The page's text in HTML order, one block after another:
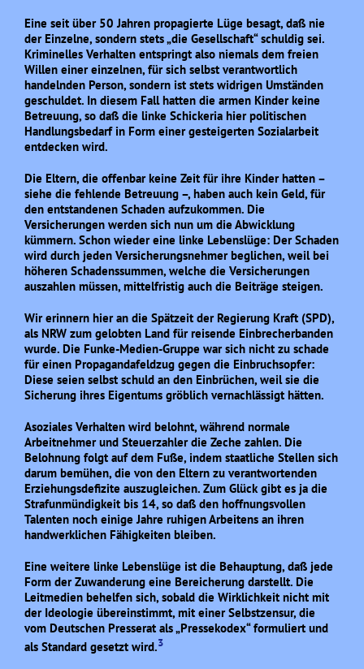
Eine seit über 50 Jahren propagierte Lüge besagt, daß nie
der Einzelne, sondern stets „die Gesellschaft“ schuldig sei.
Kriminelles Verhalten entspringt also niemals dem freien
Willen einer einzelnen, für sich selbst verantwortlich
handelnden Person, sondern ist stets widrigen Umständen
geschuldet. In diesem Fall hatten die armen Kinder keine
Betreuung, so daß die linke Schickeria hier politischen
Handlungsbedarf in Form einer gesteigerten Sozialarbeit
entdecken wird.
Die Eltern, die offenbar keine Zeit für ihre Kinder hatten –
siehe die fehlende Betreuung –, haben auch kein Geld, für
den entstandenen Schaden aufzukommen. Die
Versicherungen werden sich nun um die Abwicklung
kümmern. Schon wieder eine linke Lebenslüge: Der Schaden
wird durch jeden Versicherungsnehmer beglichen, weil bei
höheren Schadenssummen, welche die Versicherungen
auszahlen müssen, mittelfristig auch die Beiträge steigen.
Wir erinnern hier an die Spätzeit der Regierung Kraft (SPD),
als NRW zum gelobten Land für reisende Einbrecherbanden
wurde. Die Funke-Medien-Gruppe war sich nicht zu schade
für einen Propagandafeldzug gegen die Einbruchsopfer:
Diese seien selbst schuld an den Einbrüchen, weil sie die
Sicherung ihres Eigentums gröblich vernachlässigt hätten.
Asoziales Verhalten wird belohnt, während normale
Arbeitnehmer und Steuerzahler die Zeche zahlen. Die
Belohnung folgt auf dem Fuße, indem staatliche Stellen sich
darum bemühen, die von den Eltern zu verantwortenden
Erziehungsdefizite auszugleichen. Zum Glück gibt es ja die
Strafunmündigkeit bis 14, so daß den hoffnungsvollen
Talenten noch einige Jahre ruhigen Arbeitens an ihren
handwerklichen Fähigkeiten bleiben.
Eine weitere linke Lebenslüge ist die Behauptung, daß jede
Form der Zuwanderung eine Bereicherung darstellt. Die
Leitmedien behelfen sich, sobald die Wirklichkeit nicht mit
der Ideologie übereinstimmt, mit einer Selbstzensur, die
vom Deutschen Presserat als „Pressekodex“ formuliert und
als Standard gesetzt wird.3